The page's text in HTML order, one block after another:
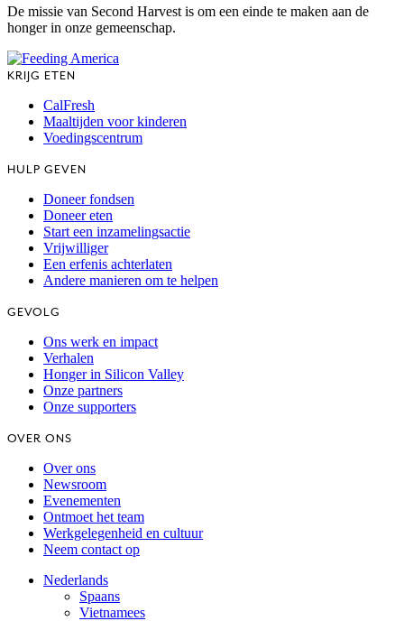
De missie van Second Harvest is om een einde te maken aan de
honger in onze gemeenschap.
KRIJG ETEN
CalFresh
Maaltijden voor kinderen
Voedingscentrum
HULP GEVEN
Doneer fondsen
Doneer eten
Start een inzamelingsactie
Vrijwilliger
Een erfenis achterlaten
Andere manieren om te helpen
GEVOLG
Ons werk en impact
Verhalen
Honger in Silicon Valley
Onze partners
Onze supporters
OVER ONS
Over ons
Newsroom
Evenementen
Ontmoet het team
Werkgelegenheid en cultuur
Neem contact op
Nederlands
Spaans
Vietnamees